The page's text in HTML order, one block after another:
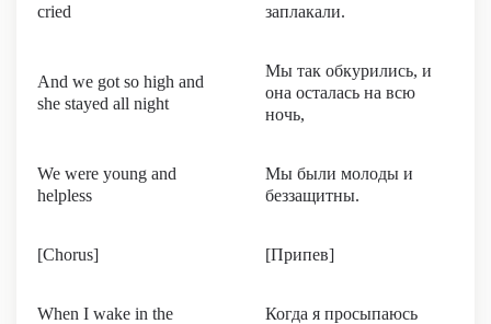
cried
заплакали.
And we got so high and
she stayed all night
Мы так обкурились, и
она осталась на всю
ночь,
We were young and
helpless
Мы были молоды и
беззащитны.
[Chorus] [Припев]
When I wake in the
Когда я просыпаюсь